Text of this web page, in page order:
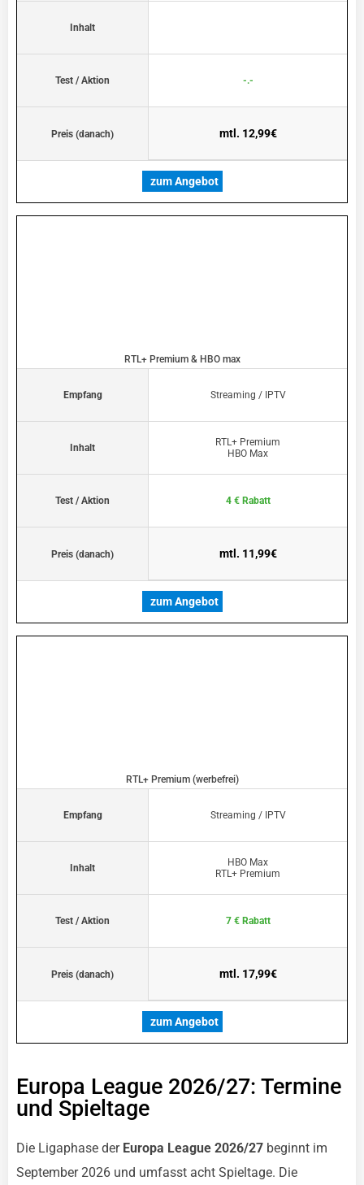
Inhalt
Test / Aktion
Preis (danach)
-.-
mtl. 12,99€
zum Angebot
RTL+ Premium & HBO max
Empfang
Inhalt
Test / Aktion
Preis (danach)
Streaming / IPTV
RTL+ Premium
HBO Max
4 € Rabatt
mtl. 11,99€
zum Angebot
RTL+ Premium (werbefrei)
Empfang
Inhalt
Test / Aktion
Preis (danach)
Streaming / IPTV
HBO Max
RTL+ Premium
7 € Rabatt
mtl. 17,99€
zum Angebot
Europa League 2026/27: Termine
und Spieltage
Die Ligaphase der Europa League 2026/27 beginnt im
September 2026 und umfasst acht Spieltage. Die